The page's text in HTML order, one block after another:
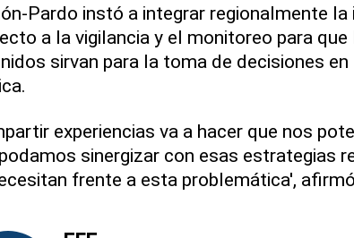
Pardo instó a integrar regionalmente
a la vigilancia y el monitoreo para
sirvan para la toma de decisiones en
experiencias va a hacer que nos
sinergizar con esas estrategias
frente a esta problemática',